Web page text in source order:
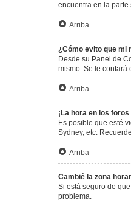
encuentra en la parte
Arriba
¿Cómo evito que mi
Desde su Panel de
mismo. Se le contará
Arriba
¡La hora en los
Es posible que esté
Sydney, etc.
Arriba
Cambié la zona
Si está seguro de
problema.